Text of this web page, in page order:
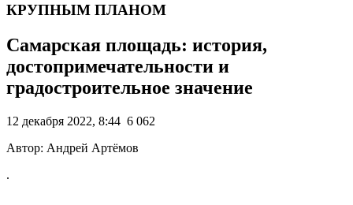
КРУПНЫМ ПЛАНОМ
Самарская площадь: история,
достопримечательности и
градостроительное значение
12 декабря 2022, 8:44 6 062
Автор: Андрей Артёмов
.